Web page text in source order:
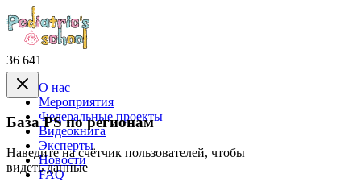
36 641
База PS по регионам
Наведите на счётчик пользователей, чтобы
видеть данные
О нас
Mероприятия
Федеральные проекты
Видеокнига
Эксперты
Новости
FAQ